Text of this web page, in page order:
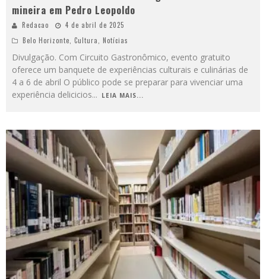
mineira em Pedro Leopoldo
Redacao
4 de abril de 2025
Belo Horizonte, Cultura, Notícias
Divulgação. Com Circuito Gastronômico, evento gratuito
oferece um banquete de experiências culturais e culinárias de
4 a 6 de abril O público pode se preparar para vivenciar uma
experiência delicicios... LEIA MAIS...